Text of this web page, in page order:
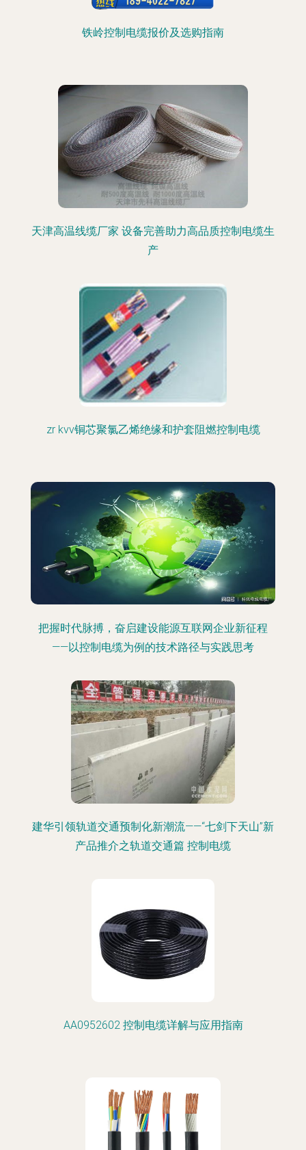
铁岭控制电缆报价及选购指南
天津高温线缆厂家 设备完善助力高品质控制电缆生
产
zr kvv铜芯聚氯乙烯绝缘和护套阻燃控制电缆
把握时代脉搏，奋启建设能源互联网企业新征程
——以控制电缆为例的技术路径与实践思考
建华引领轨道交通预制化新潮流——“七剑下天山”新
产品推介之轨道交通篇 控制电缆
AA0952602 控制电缆详解与应用指南